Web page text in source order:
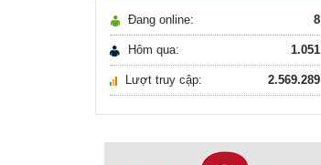
và vấn đề sức khỏe
Sử dụng năng lượng
mặt trời để xử lý ...
Đang online: 8
Hôm qua: 1.051
Lượt truy cập: 2.569.289